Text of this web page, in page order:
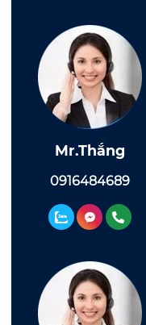
Mr.Thắng
0916484689